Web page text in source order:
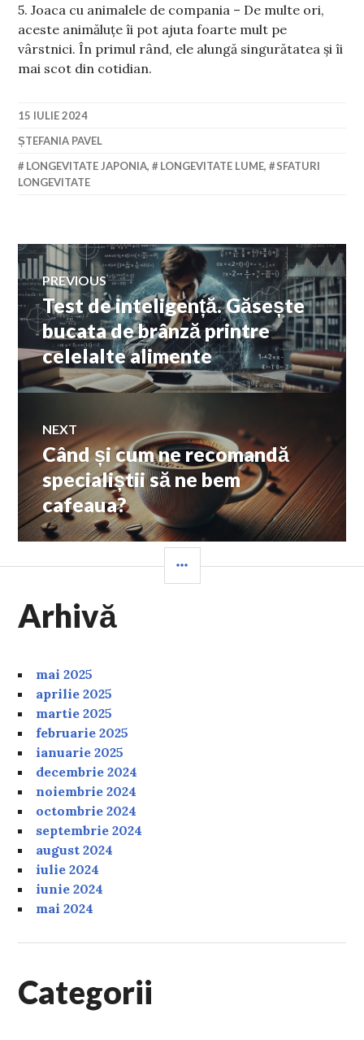
5. Joaca cu animalele de compania – De multe ori,
aceste animăluțe îi pot ajuta foarte mult pe
vârstnici. În primul rând, ele alungă singurătatea și îi
mai scot din cotidian.
15 IULIE 2024
ȘTEFANIA PAVEL
LONGEVITATE JAPONIA, LONGEVITATE LUME,
SFATURI
LONGEVITATE
Navigare
în
articole
PREVIOUS
Previous
post:
Test de inteligență. Găsește
bucata de brânză printre
celelalte alimente
NEXT
Next
post:
Când și cum ne recomandă
specialiștii să ne bem
cafeaua?
Arhivă
mai 2025
aprilie 2025
martie 2025
februarie 2025
ianuarie 2025
decembrie 2024
noiembrie 2024
octombrie 2024
septembrie 2024
august 2024
iulie 2024
iunie 2024
mai 2024
Categorii